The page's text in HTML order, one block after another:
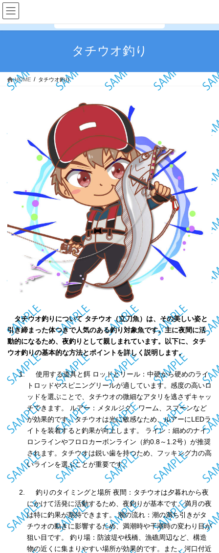
コ
ン
テ
ナ
ビ
ゲ
タチウオ釣り
HOME タチウオ釣り
タチウオ釣りについて タチウオ（立刀魚）は、その美しい姿と
引き締まった体つきで人気のある釣り対象魚です。主に夜間に活
動的になるため、夜釣りとして親しまれています。以下に、タチ
ウオ釣りの基本的な方法とポイントを詳しく説明します。
使用する道具と餌 ロッドとリール：中硬から硬めのライ
トロッドやスピニングリールが適しています。感度の高いロ
ッドを選ぶことで、タチウオの微細なアタリを逃さずキャッ
チできます。 ルアー：メタルジグ、ワーム、スプーンなど
が効果的です。タチウオは光に敏感なため、ルアーにLEDラ
イトを装着すると釣果が向上します。 ライン：細めのナイ
ロンラインやフロロカーボンライン（約0.8～1.2号）が推奨
されます。タチウオは鋭い歯を持つため、フッキング力の高
いラインを選ぶことが重要です。
釣りのタイミングと場所 夜間：タチウオは夕暮れから夜
にかけて活発に活動するため、夜釣りが基本です。満月の夜
は特に釣果が期待できます。 潮の流れ：潮の満ち引きがタ
チウオの動きに影響するため、満潮時や干潮時の変わり目が
狙い目です。 釣り場：防波堤や桟橋、漁礁周辺など、構造
物の近くに集まりやすい場所が効果的です。また、河口付近